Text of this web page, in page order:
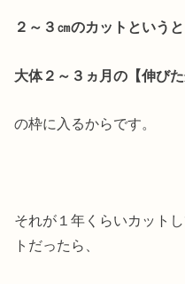
２～３㎝のカットというと
大体２～３ヵ月の【伸びた
の枠に入るからです。
それが１年くらいカット
トだったら、